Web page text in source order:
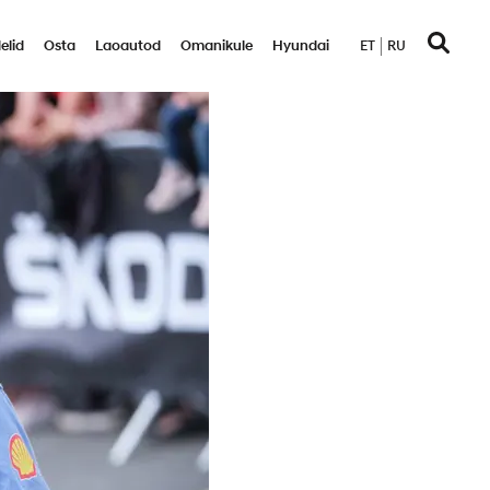
Osta Laoautod Omanikule Hyundai ET RU